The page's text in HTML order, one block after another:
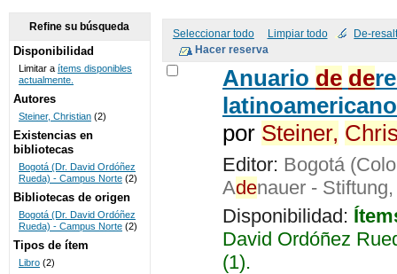
DE
BIBLIOTECAS
UNICOC
Seleccionar todo Limpiar todo De-
Anuario de de
por Steiner,
Editor: Bogotá
Adenauer -
Disponibilidad:
David Ordóñez
(1).
Refine su búsqueda
Disponibilidad
Limitar a ítems disponibles
actualmente.
Autores
Steiner, Christian (2)
Existencias en
bibliotecas
Bogotá (Dr. David Ordóñez
Rueda) - Campus Norte (2)
Bibliotecas de origen
Bogotá (Dr. David Ordóñez
Rueda) - Campus Norte (2)
Tipos de ítem
Libro (2)